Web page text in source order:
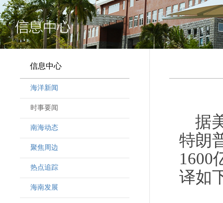
信息中心
海洋新闻
时事要闻
南海动态
聚焦周边
热点追踪
海南发展
据
特朗
1600
译如